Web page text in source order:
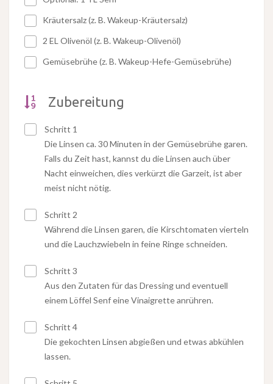
Kräutersalz (z. B. Wakeup-Kräutersalz)
2 EL Olivenöl (z. B. Wakeup-Olivenöl)
Gemüsebrühe (z. B. Wakeup-Hefe-Gemüsebrühe)
Zubereitung
Schritt 1
Die Linsen ca. 30 Minuten in der Gemüsebrühe garen.
Falls du Zeit hast, kannst du die Linsen auch über
Nacht einweichen, dies verkürzt die Garzeit, ist aber
meist nicht nötig.
Schritt 2
Während die Linsen garen, die Kirschtomaten vierteln
und die Lauchzwiebeln in feine Ringe schneiden.
Schritt 3
Aus den Zutaten für das Dressing und eventuell
einem Löffel Senf eine Vinaigrette anrühren.
Schritt 4
Die gekochten Linsen abgießen und etwas abkühlen
lassen.